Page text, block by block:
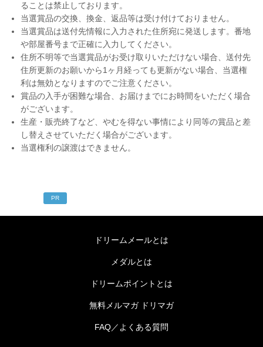
ることは禁止しております。
当選賞品の交換、換金、返品等は受け付けておりません。
当選賞品は送付先情報に入力された住所宛に発送します。番地
や部屋番号まで正確に入力してください。
住所不明等で当選賞品がお受け取りいただけない場合、送付先
住所更新のお願いから1ヶ月経っても更新がない場合、当選権
利は無効となりますのでご注意ください。
賞品の入手が困難な場合、お届けまでにお時間をいただく場合
がございます。
生産・販売終了など、やむを得ない事情により同等の賞品と差
し替えさせていただく場合がございます。
当選権利の譲渡はできません。
PR
ドリームメールとは
メダルとは
ドリームポイントとは
無料メルマガ ドリマガ
FAQ／よくある質問